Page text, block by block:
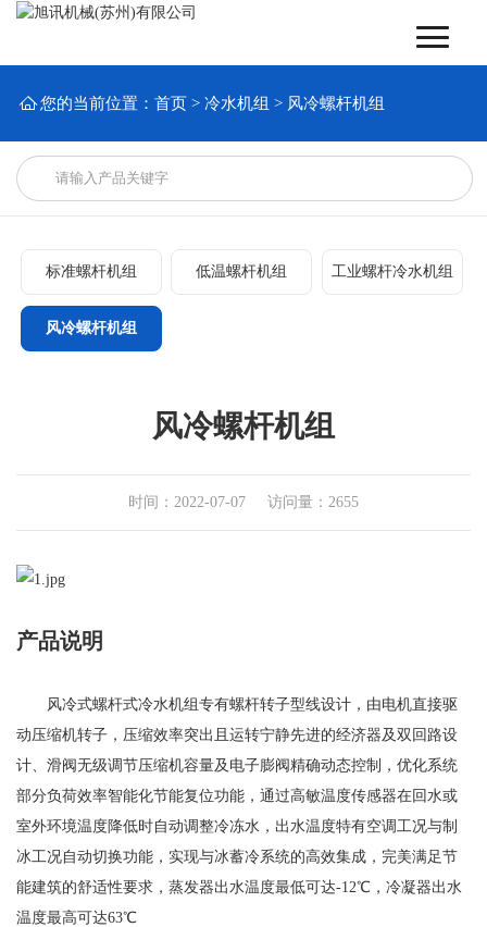
您的当前位置： 首页 > 冷水机组 > 风冷螺杆机组
标准螺杆机组 低温螺杆机组 工业螺杆冷水机组
风冷螺杆机组
风冷螺杆机组
时间：2022-07-07 访问量：2655
产品说明
风冷式螺杆式冷水机组专有螺杆转子型线设计，由电机直接驱
动压缩机转子，压缩效率突出且运转宁静先进的经济器及双回路设
计、滑阀无级调节压缩机容量及电子膨阀精确动态控制，优化系统
部分负荷效率智能化节能复位功能，通过高敏温度传感器在回水或
室外环境温度降低时自动调整冷冻水，出水温度特有空调工况与制
冰工况自动切换功能，实现与冰蓄冷系统的高效集成，完美满足节
能建筑的舒适性要求，蒸发器出水温度最低可达-12℃，冷凝器出水
温度最高可达63℃